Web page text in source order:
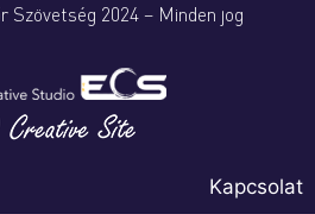
Szövetség 2024 – Minden jog
Kapcsolat